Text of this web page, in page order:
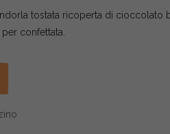
tostata ricoperta di cioccolato
confettata.